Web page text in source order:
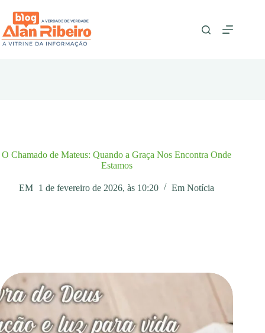
para
conteúdo
O Chamado de Mateus: Quando a Graça Nos Encontra Onde
Estamos
EM 1 de fevereiro de 2026, às 10:20 Em Notícia